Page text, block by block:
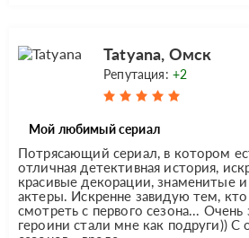
Tatyana, Омск
Репутация: +2
Мой любимый сериал
Потрясающий сериал, в котором
отличная детективная история,
красивые декорации,
актеры. Искренне завидую тем,
смотреть с первого сезона... Очень
героини стали мне как подруги)) С